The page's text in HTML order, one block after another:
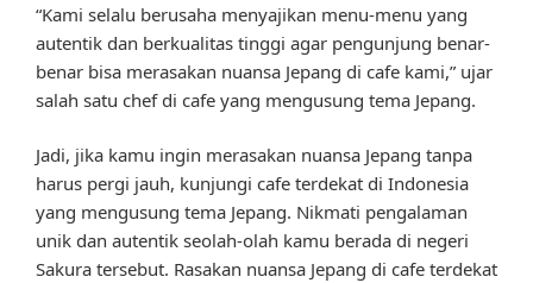
“Kami selalu berusaha menyajikan menu-menu yang
autentik dan berkualitas tinggi agar pengunjung benar-
benar bisa merasakan nuansa Jepang di cafe kami,” ujar
salah satu chef di cafe yang mengusung tema Jepang.
Jadi, jika kamu ingin merasakan nuansa Jepang tanpa
harus pergi jauh, kunjungi cafe terdekat di Indonesia
yang mengusung tema Jepang. Nikmati pengalaman
unik dan autentik seolah-olah kamu berada di negeri
Sakura tersebut. Rasakan nuansa Jepang di cafe terdekat